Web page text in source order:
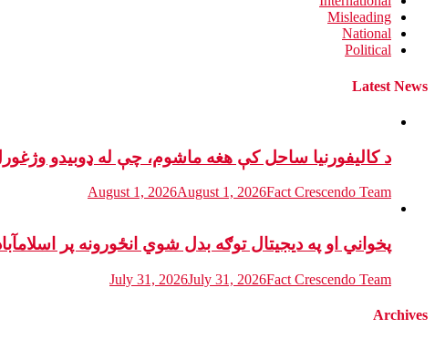
Misleading
National
Political
Latest News
د کالیفورنیا ساحل کې هغه ماشوم، چې له ډوبیدو
August 1, 2026August 1, 2026Fact Crescendo Team
پخواني او په دیجیتال توګه بدل شوي انځورونه پر
July 31, 2026July 31, 2026Fact Crescendo Team
Archives